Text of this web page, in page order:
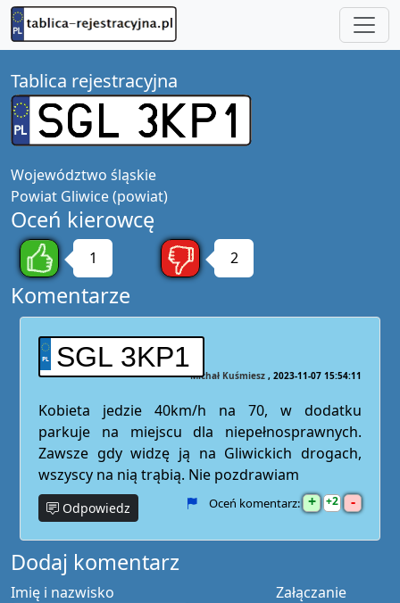
Tablica rejestracyjna
Województwo śląskie
Powiat Gliwice (powiat)
Oceń kierowcę
1 2
Komentarze
SGL 3KP1
Michał Kuśmiesz 2023-11-07 15:54:11
Kobieta jedzie 40km/h na 70, w dodatku
parkuje na miejscu dla niepełnosprawnych.
Zawsze gdy widzę ją na Gliwickich drogach,
wszyscy na nią trąbią. Nie pozdrawiam
Odpowiedz Oceń komentarz: + 2 -
Dodaj komentarz
Załączanie
Imię i nazwisko